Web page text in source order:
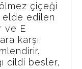
çiçeği
elde edilen
ve E
karşı
cildi besler,